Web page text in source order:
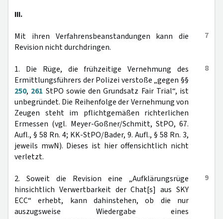
III.
7
Mit ihren Verfahrensbeanstandungen kann die
Revision nicht durchdringen.
8
1. Die Rüge, die frühzeitige Vernehmung des
Ermittlungsführers der Polizei verstoße „gegen §§
250, 261 StPO sowie den Grundsatz Fair Trial“, ist
unbegründet. Die Reihenfolge der Vernehmung von
Zeugen steht im pflichtgemäßen richterlichen
Ermessen (vgl. Meyer-Goßner/Schmitt, StPO, 67.
Aufl., § 58 Rn. 4; KK-StPO/Bader, 9. Aufl., § 58 Rn. 3,
jeweils mwN). Dieses ist hier offensichtlich nicht
verletzt.
9
2. Soweit die Revision eine „Aufklärungsrüge
hinsichtlich Verwertbarkeit der Chat[s] aus SKY
ECC“ erhebt, kann dahinstehen, ob die nur
auszugsweise Wiedergabe eines